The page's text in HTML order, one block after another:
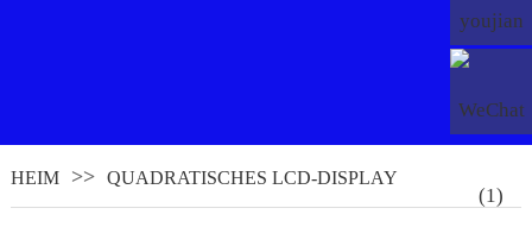
HEIM QUADRATISCHES LCD-DISPLAY